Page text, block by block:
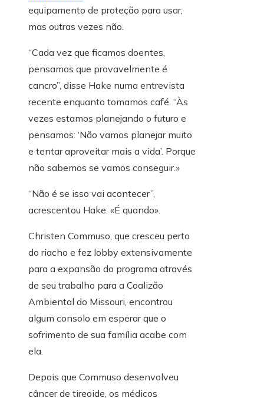
equipamento de proteção para usar,
mas outras vezes não.
“Cada vez que ficamos doentes,
pensamos que provavelmente é
cancro”, disse Hake numa entrevista
recente enquanto tomamos café. “Às
vezes estamos planejando o futuro e
pensamos: ‘Não vamos planejar muito
e tentar aproveitar mais a vida’. Porque
não sabemos se vamos conseguir.»
“Não é se isso vai acontecer”,
acrescentou Hake. «É quando».
Christen Commuso, que cresceu perto
do riacho e fez lobby extensivamente
para a expansão do programa através
de seu trabalho para a Coalizão
Ambiental do Missouri, encontrou
algum consolo em esperar que o
sofrimento de sua família acabe com
ela.
Depois que Commuso desenvolveu
câncer de tireoide, os médicos